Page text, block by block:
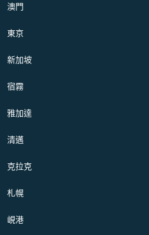
澳門
東京
新加坡
宿霧
雅加達
清邁
克拉克
札幌
峴港